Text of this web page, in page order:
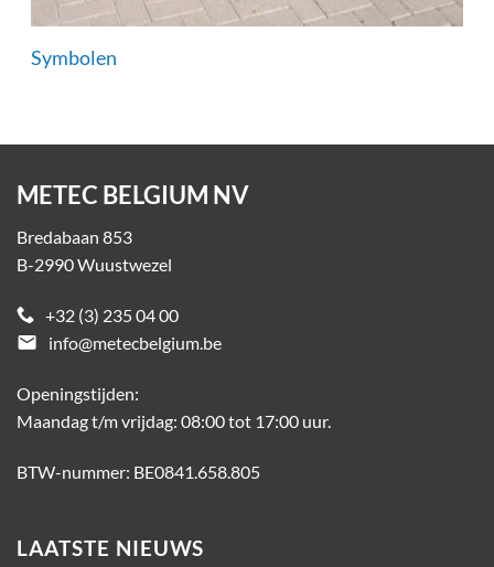
Symbolen
METEC BELGIUM NV
Bredabaan 853
B-2990 Wuustwezel
+32 (3) 235 04 00
email
info@metecbelgium.be
Openingstijden:
Maandag t/m vrijdag: 08:00 tot 17:00 uur.
BTW-nummer: BE0841.658.805
LAATSTE NIEUWS